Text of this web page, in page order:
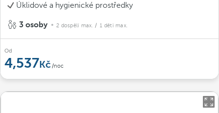
Úklidové a hygienické prostředky
3 osoby 2 dospělí max. / 1 děti max.
Od
4,537 /noc